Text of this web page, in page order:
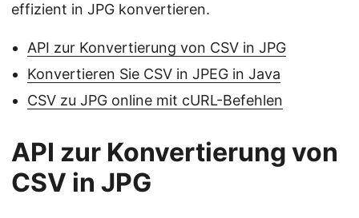
effizient in JPG konvertieren.
API zur Konvertierung von CSV in JPG
Konvertieren Sie CSV in JPEG in Java
CSV zu JPG online mit cURL-Befehlen
API zur Konvertierung von
CSV in JPG